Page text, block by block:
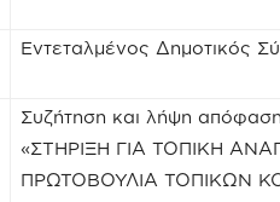
Εντεταλμένος Δημοτικός
Συζήτηση και λήψη
«ΣΤΗΡΙΞΗ ΓΙΑ ΤΟΠΙΚΗ
ΠΡΩΤΟΒΟΥΛΙΑ ΤΟΠΙΚΩΝ